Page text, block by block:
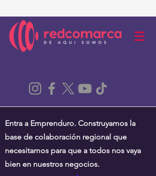
Entra a Emprenduro. Construyamos la
base de colaboración regional que
necesitamos para que a todos nos vaya
bien en nuestros negocios.